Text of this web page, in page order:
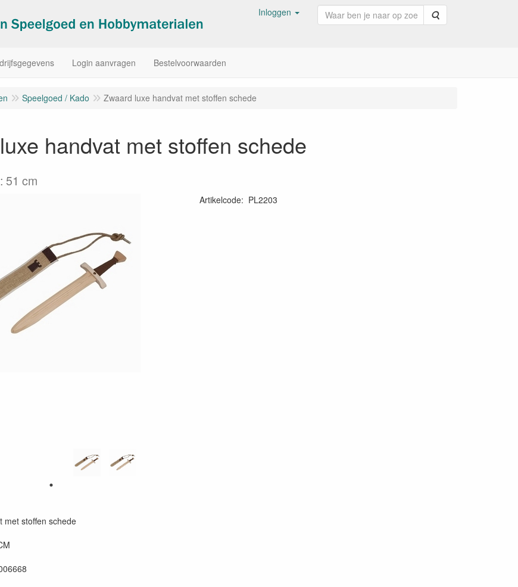
Inloggen Zoeken
Login aanvragen Bestelvoorwaarden
Speelgoed / Kado Zwaard luxe handvat met stoffen schede
handvat met stoffen schede
51 cm
Artikelcode: PL2203
met stoffen schede